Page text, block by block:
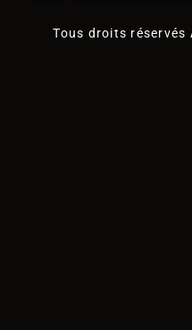
Tous droits réservés